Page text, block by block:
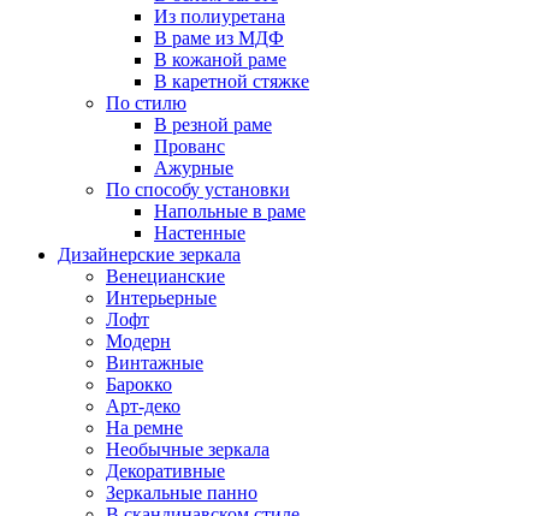
Из полиуретана
В раме из МДФ
В кожаной раме
В каретной стяжке
По стилю
В резной раме
Прованс
Ажурные
По способу установки
Напольные в раме
Настенные
Дизайнерские зеркала
Венецианские
Интерьерные
Лофт
Модерн
Винтажные
Барокко
Арт-деко
На ремне
Необычные зеркала
Декоративные
Зеркальные панно